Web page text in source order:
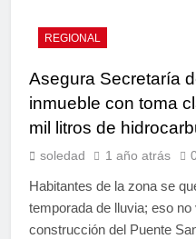
REGIONAL
Asegura Secretaría
inmueble con toma
mil litros de
soledad 1 año atrás
Habitantes de la zona se
temporada de lluvia; eso
construcción del Puente